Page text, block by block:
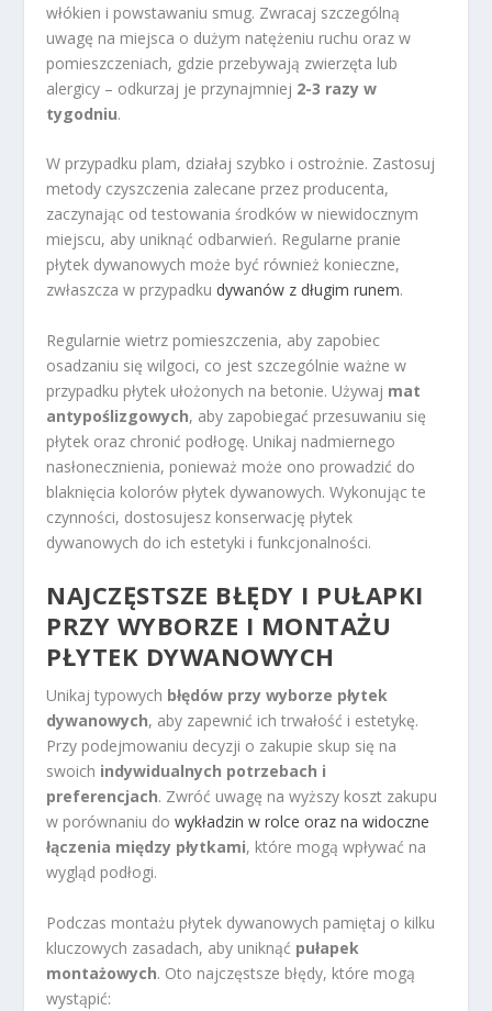
włókien i powstawaniu smug. Zwracaj szczególną
uwagę na miejsca o dużym natężeniu ruchu oraz w
pomieszczeniach, gdzie przebywają zwierzęta lub
alergicy – odkurzaj je przynajmniej 2-3 razy w
tygodniu.
W przypadku plam, działaj szybko i ostrożnie. Zastosuj
metody czyszczenia zalecane przez producenta,
zaczynając od testowania środków w niewidocznym
miejscu, aby uniknąć odbarwień. Regularne pranie
płytek dywanowych może być również konieczne,
zwłaszcza w przypadku dywanów z długim runem.
Regularnie wietrz pomieszczenia, aby zapobiec
osadzaniu się wilgoci, co jest szczególnie ważne w
przypadku płytek ułożonych na betonie. Używaj mat
antypoślizgowych, aby zapobiegać przesuwaniu się
płytek oraz chronić podłogę. Unikaj nadmiernego
nasłonecznienia, ponieważ może ono prowadzić do
blaknięcia kolorów płytek dywanowych. Wykonując te
czynności, dostosujesz konserwację płytek
dywanowych do ich estetyki i funkcjonalności.
NAJCZĘSTSZE BŁĘDY I PUŁAPKI
PRZY WYBORZE I MONTAŻU
PŁYTEK DYWANOWYCH
Unikaj typowych błędów przy wyborze płytek
dywanowych, aby zapewnić ich trwałość i estetykę.
Przy podejmowaniu decyzji o zakupie skup się na
swoich indywidualnych potrzebach i
preferencjach. Zwróć uwagę na wyższy koszt zakupu
w porównaniu dowykładzin w rolce oraz na widoczne
łączenia między płytkami, które mogą wpływać na
wygląd podłogi.
Podczas montażu płytek dywanowych pamiętaj o kilku
kluczowych zasadach, aby uniknąć pułapek
montażowych. Oto najczęstsze błędy, które mogą
wystąpić: